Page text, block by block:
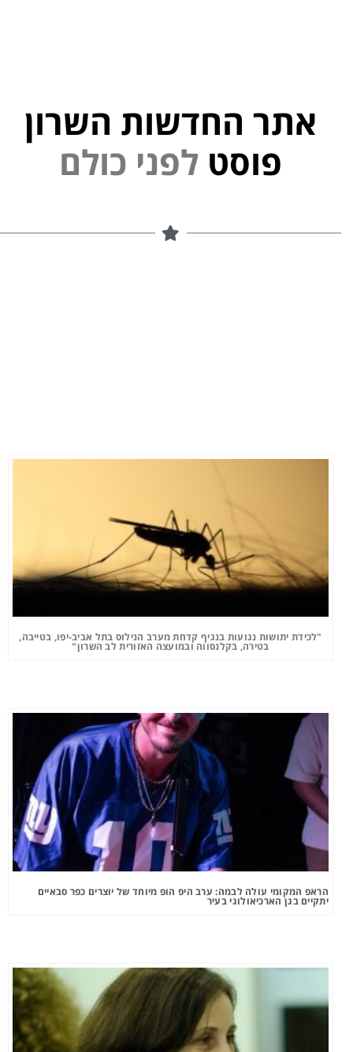
אתר החדשות השרון
פוסט
"לכידת יתושות נגועות בנגיף קדחת מערב הנילוס בתל אביב-יפו, בטייבה,
בטירה, בקלנסווה ובמועצה האזורית לב השרון"
הראפ המקומי עולה לבמה: ערב היפ הופ מיוחד של יוצרים כפר סבאיים
יתקיים בגן הארכיאולוגי בעיר